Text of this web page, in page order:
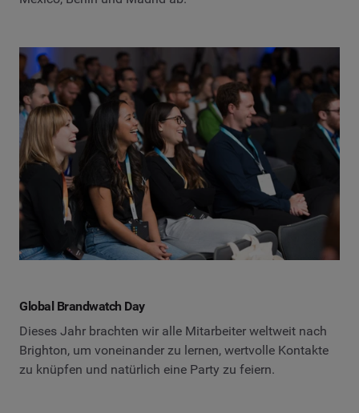
Global Brandwatch Day
Dieses Jahr brachten wir alle Mitarbeiter weltweit nach
Brighton, um voneinander zu lernen, wertvolle Kontakte
zu knüpfen und natürlich eine Party zu feiern.